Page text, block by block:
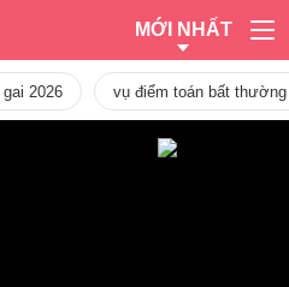
MỚI NHẤT
2026 vụ điểm toán bất